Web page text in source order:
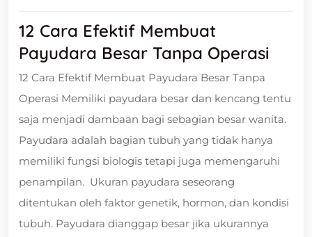
12 Cara Efektif Membuat
Payudara Besar Tanpa Operasi
12 Cara Efektif Membuat Payudara Besar Tanpa
Operasi Memiliki payudara besar dan kencang tentu
saja menjadi dambaan bagi sebagian besar wanita.
Payudara adalah bagian tubuh yang tidak hanya
memiliki fungsi biologis tetapi juga memengaruhi
penampilan. Ukuran payudara seseorang
ditentukan oleh faktor genetik, hormon, dan kondisi
tubuh. Payudara dianggap besar jika ukurannya